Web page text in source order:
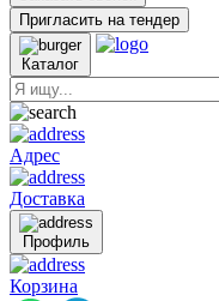
Пригласить на тендер
Каталог
Адрес
Доставка
Профиль
Корзина